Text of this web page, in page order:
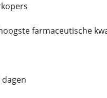
farmaceutische